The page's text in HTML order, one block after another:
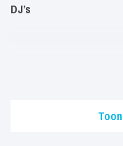
DJ’s